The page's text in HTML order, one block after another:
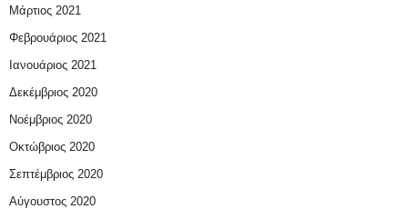
Μάρτιος 2021
Φεβρουάριος 2021
Ιανουάριος 2021
Δεκέμβριος 2020
Νοέμβριος 2020
Οκτώβριος 2020
Σεπτέμβριος 2020
Αύγουστος 2020